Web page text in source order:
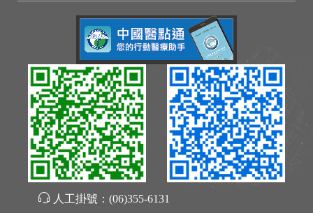
人工掛號： (06)355-6131